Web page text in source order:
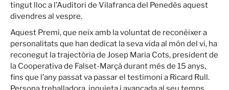
tingut lloc a l’Auditori de Vilafranca del Penedès aquest
divendres al vespre.
Aquest Premi, que neix amb la voluntat de reconèixer a
personalitats que han dedicat la seva vida al món del vi, ha
reconegut la trajectòria de Josep Maria Cots, president de
la Cooperativa de Falset-Marçà durant més de 15 anys,
fins que l’any passat va passar el testimoni a Ricard Rull.